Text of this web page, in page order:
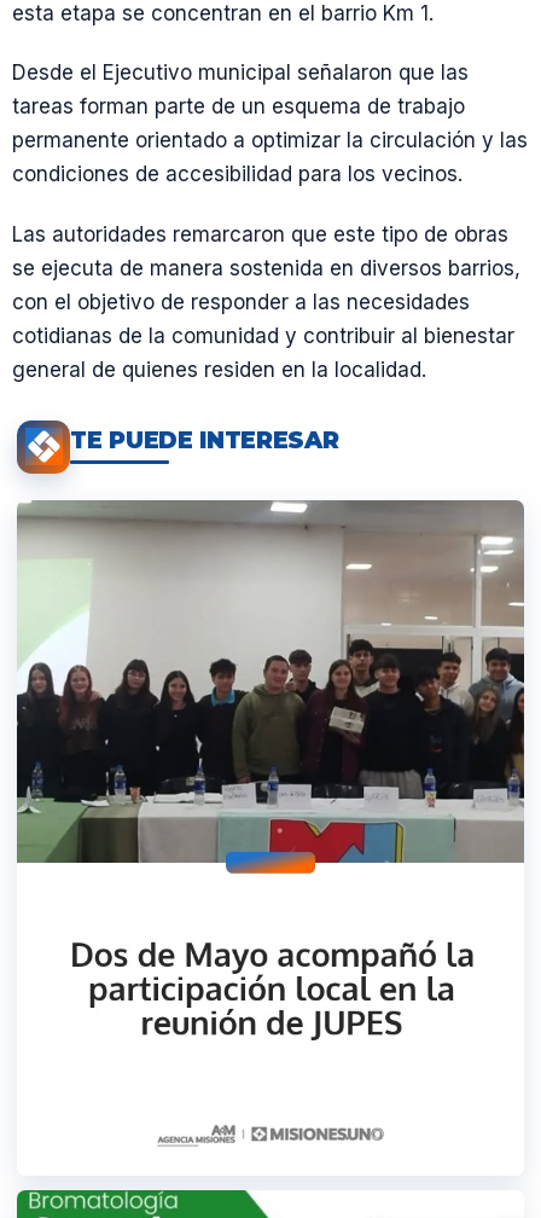
esta etapa se concentran en el barrio Km 1.
Desde el Ejecutivo municipal señalaron que las
tareas forman parte de un esquema de trabajo
permanente orientado a optimizar la circulación y las
condiciones de accesibilidad para los vecinos.
Las autoridades remarcaron que este tipo de obras
se ejecuta de manera sostenida en diversos barrios,
con el objetivo de responder a las necesidades
cotidianas de la comunidad y contribuir al bienestar
general de quienes residen en la localidad.
TE PUEDE INTERESAR